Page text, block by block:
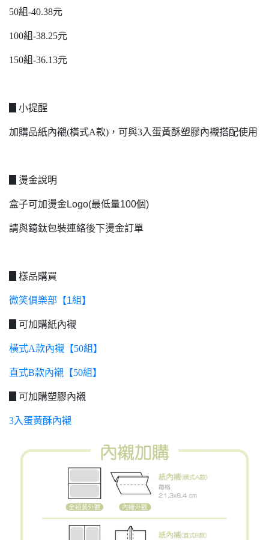
50組-40.38元
100組-38.25元
150組-36.13元
▊小提醒
加購品紙內襯(橫式A款)，可與3入蛋黃酥塑膠內襯搭配使用
▊燙金說明
盒子可加燙金Logo(最低量100個)
請與鐿鈦包裝連絡後下燙金訂單
▊樣品購買
微笑俱樂部【1組】
▊可加購紙內襯
橫式A款內襯【50組】
直式B款內襯【50組】
▊可加購塑膠內襯
3入蛋黃酥內襯